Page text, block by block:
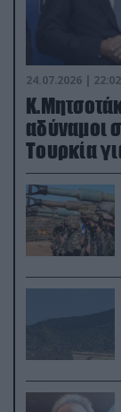
24.07.2026 | 22:02
αδύναμοι
Τουρκία
(βίντεο)